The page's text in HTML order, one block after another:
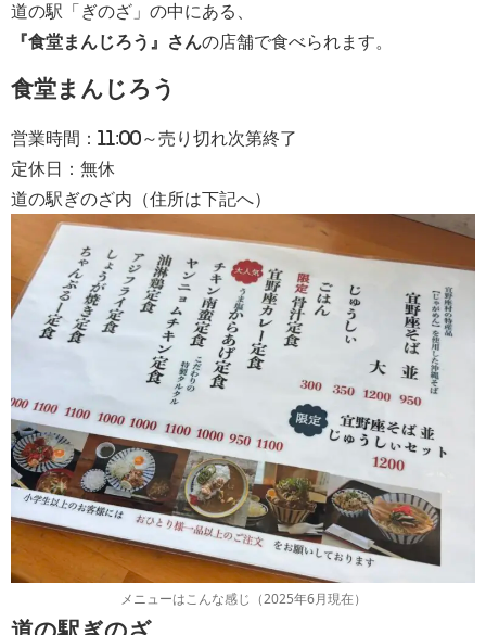
道の駅「ぎのざ」の中にある、
『食堂まんじろう』さんの店舗で食べられます。
食堂まんじろう
営業時間：11:00～売り切れ次第終了
定休日：無休
道の駅ぎのざ内（住所は下記へ）
メニューはこんな感じ（2025年6月現在）